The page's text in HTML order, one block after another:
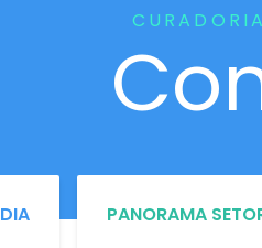
PANORAMA